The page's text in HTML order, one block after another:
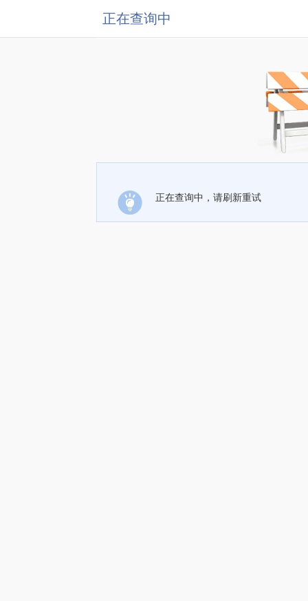
正在查询中
正在查询中，请刷新重试